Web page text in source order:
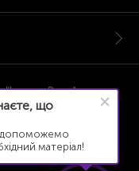
Вест"
що
допоможемо
матеріал!